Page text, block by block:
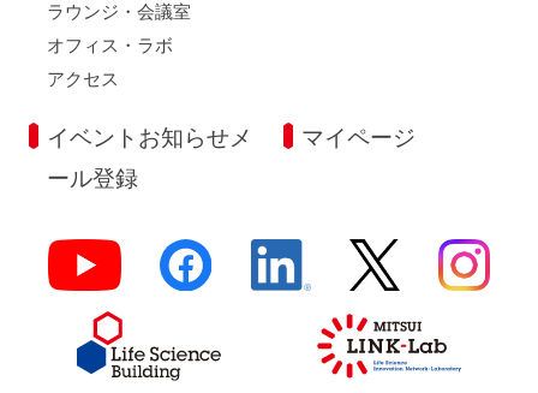
ラウンジ・会議室
オフィス・ラボ
アクセス
イベントお知らせメ
ール登録
マイページ